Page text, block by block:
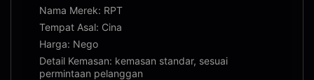
Nama Merek: RPT
Tempat Asal: Cina
Harga: Nego
Detail Kemasan: kemasan standar, sesuai
permintaan pelanggan